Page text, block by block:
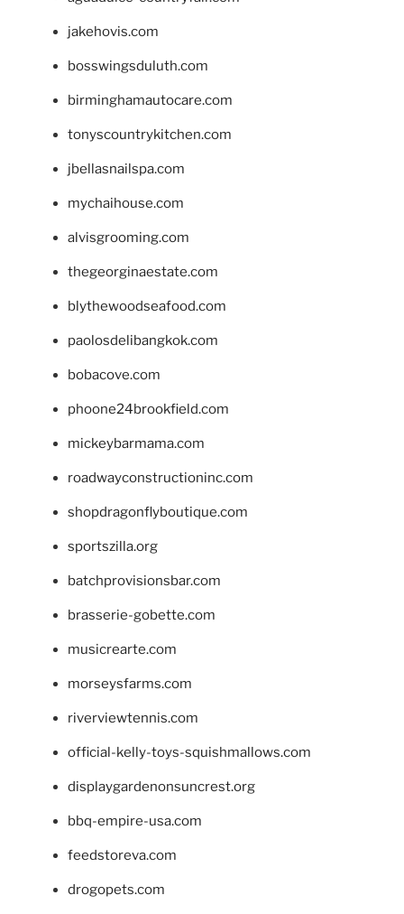
jakehovis.com
bosswingsduluth.com
birminghamautocare.com
tonyscountrykitchen.com
jbellasnailspa.com
mychaihouse.com
alvisgrooming.com
thegeorginaestate.com
blythewoodseafood.com
paolosdelibangkok.com
bobacove.com
phoone24brookfield.com
mickeybarmama.com
roadwayconstructioninc.com
shopdragonflyboutique.com
sportszilla.org
batchprovisionsbar.com
brasserie-gobette.com
musicrearte.com
morseysfarms.com
riverviewtennis.com
official-kelly-toys-squishmallows.com
displaygardenonsuncrest.org
bbq-empire-usa.com
feedstoreva.com
drogopets.com